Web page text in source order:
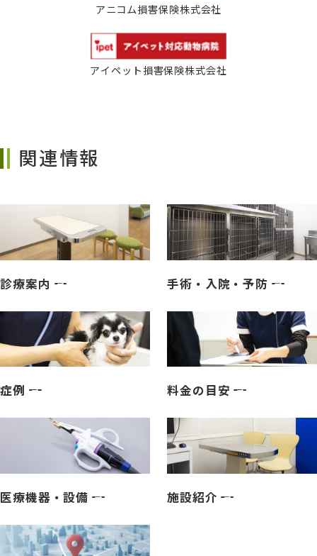
アニコム損害保険株式会社
アイペット損害保険株式会社
関連情報
診療案内 手術・入院・予防
症例 料金の目安
医療機器・設備 施設紹介